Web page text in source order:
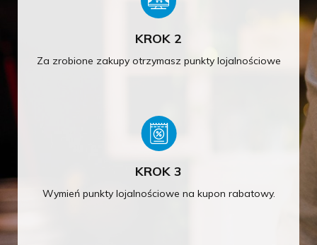
KROK 2
Za zrobione zakupy otrzymasz punkty lojalnościowe
KROK 3
Wymień punkty lojalnościowe na kupon rabatowy.